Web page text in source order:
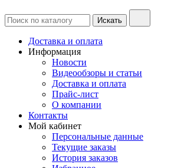
Доставка и оплата
Информация
Новости
Видеообзоры и статьи
Доставка и оплата
Прайс-лист
О компании
Контакты
Мой кабинет
Персональные данные
Текущие заказы
История заказов